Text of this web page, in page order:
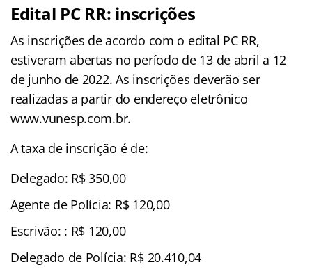
Edital PC RR: inscrições
As inscrições de acordo com o edital PC RR,
estiveram abertas no período de 13 de abril a 12
de junho de 2022. As inscrições deverão ser
realizadas a partir do endereço eletrônico
www.vunesp.com.br.
A taxa de inscrição é de:
Delegado: R$ 350,00
Agente de Polícia: R$ 120,00
Escrivão: : R$ 120,00
Delegado de Polícia: R$ 20.410,04